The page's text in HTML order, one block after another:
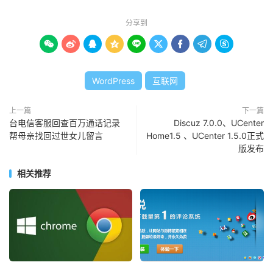
分享到
        
WordPress 互联网
上一篇
台电信客服回查百万通话记录
帮母亲找回过世女儿留言
下一篇
Discuz 7.0.0、UCenter
Home1.5 、UCenter 1.5.0正式
版发布
相关推荐